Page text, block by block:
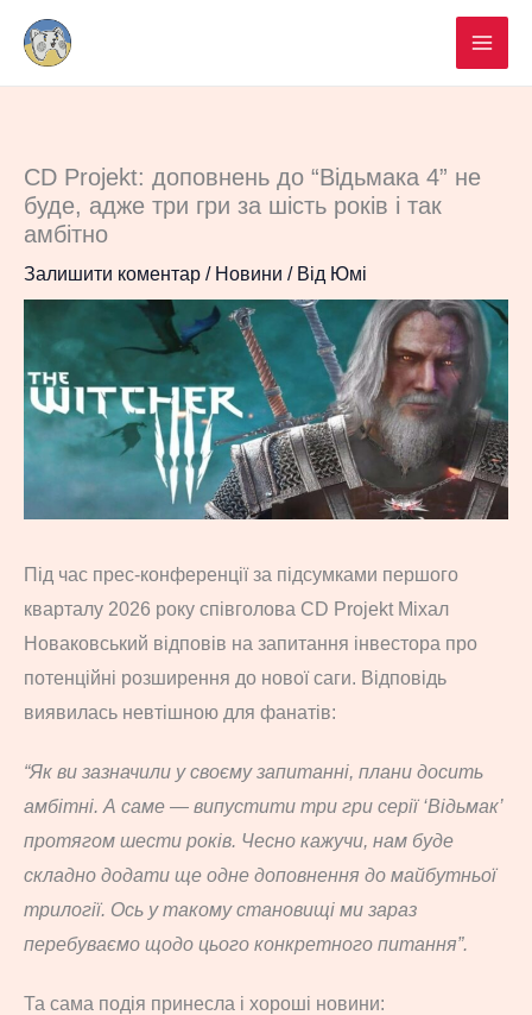
Перейти
вмісту
CD Projekt: доповнень до “Відьмака 4” не
буде, адже три гри за шість років і так
амбітно
Залишити коментар / Новини / Від Юмі
Під час прес-конференції за підсумками першого
кварталу 2026 року співголова CD Projekt Міхал
Новаковський відповів на запитання інвестора про
потенційні розширення до нової саги. Відповідь
виявилась невтішною для фанатів:
“Як ви зазначили у своєму запитанні, плани досить
амбітні. А саме — випустити три гри серії ‘Відьмак’
протягом шести років. Чесно кажучи, нам буде
складно додати ще одне доповнення до майбутньої
трилогії. Ось у такому становищі ми зараз
перебуваємо щодо цього конкретного питання”.
Та сама подія принесла і хороші новини: